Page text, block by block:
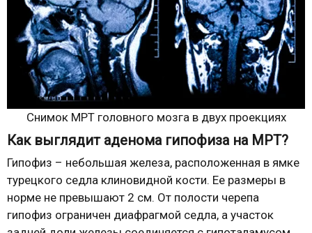
Снимок МРТ головного мозга в двух проекциях
Как выглядит аденома гипофиза на МРТ?
Гипофиз – небольшая железа, расположенная в ямке
турецкого седла клиновидной кости. Ее размеры в
норме не превышают 2 см. От полости черепа
гипофиз ограничен диафрагмой седла, а участок